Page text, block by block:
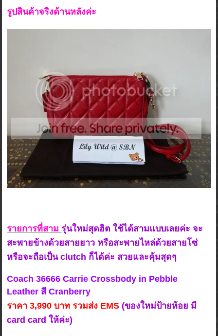
รูปสินค้าจริงด้านหลังค่ะ
รายการที่สาม รุ่นใหม่สุดฮิต ใช้ได้สามแบบเลยค่ะ จะ
สะพายข้างด้วยสายยาว หรือสะพายไหล่ด้วยสายโซ่
หรือจะถือเป็น clutch ก็ได้ค่ะ สวยและคุ้มสุดๆ
Coach 36666 Carrie Crossbody in Pebble
Leather สี Cranberry
ราคา 3,990 บาท รวมส่ง EMS(ของใหม่ป้ายห้อย มี
card card ให้ค่ะ)